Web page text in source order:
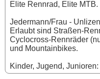
Elite Rennrad, Elite MTB.
Jedermann/Frau -
Erlaubt sind Straßen-
Cyclocross-Rennräder
und Mountainbikes.
Kinder, Jugend,